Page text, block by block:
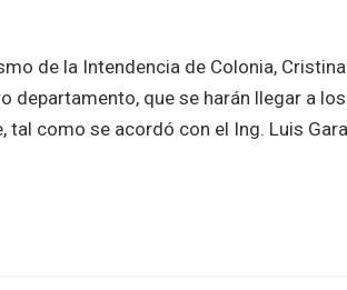
de la Intendencia de Colonia,
departamento, que se harán llegar a
tal como se acordó con el Ing. Luis